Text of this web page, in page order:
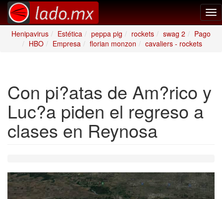
Henipavirus
Estética peppa pig rockets swag 2
Pago
HBO
Empresa florian monzon cavaliers - rockets
Con pi?atas de Am?rico y
Luc?a piden el regreso a
clases en Reynosa